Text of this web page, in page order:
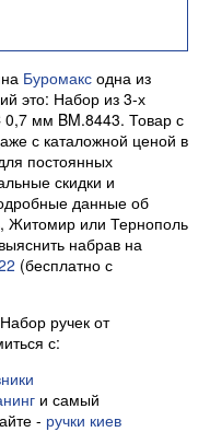
Буромакс одна из
это: Набор из 3-х
0,7 мм BM.8443. Товар с
с каталожной ценой в
постоянных
скидки и
данные об
Житомир или Тернополь
набрав на
(бесплатно с
ручек от
с:
и самый
- ручки киев